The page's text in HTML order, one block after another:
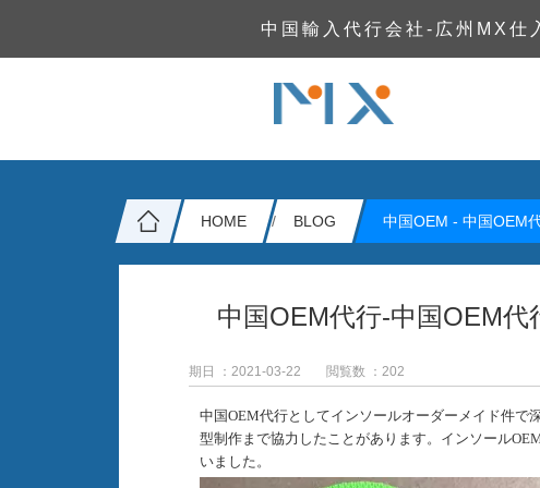
中国輸入代行会社-広州MX仕
中国OEM代行-中国OEM
期日 ：2021-03-22 閲覧数 ： 202
中国OEM代行としてインソールオーダーメイド件で
型制作まで協力したことがあります。インソール
いました。
HOME BLOG 中国OEM - 中国OEM